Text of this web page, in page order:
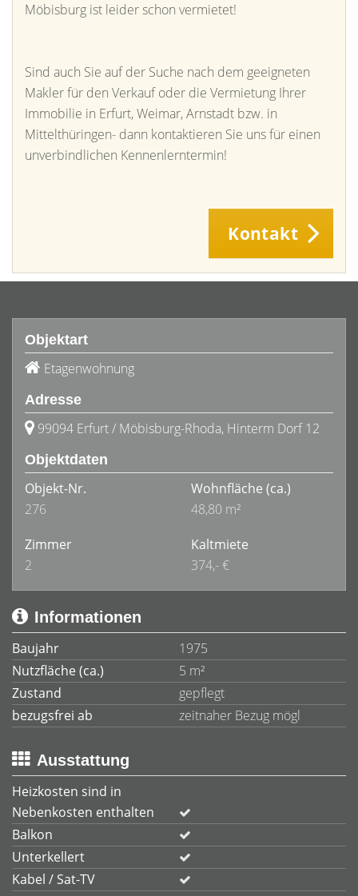
Möbisburg ist leider schon vermietet!
Sind auch Sie auf der Suche nach dem geeigneten
Makler für den Verkauf oder die Vermietung Ihrer
Immobilie in Erfurt, Weimar, Arnstadt bzw. in
Mittelthüringen- dann kontaktieren Sie uns für einen
unverbindlichen Kennenlerntermin!
Kontakt
Objektart
Etagenwohnung
Adresse
99094 Erfurt / Möbisburg-Rhoda, Hinterm Dorf 12
Objektdaten
Objekt-Nr.
276
Wohnfläche (ca.)
48,80 m²
Zimmer
2
Kaltmiete
374,- €
Informationen
Baujahr
1975
Nutzfläche (ca.)
5 m²
Zustand
gepflegt
bezugsfrei ab
zeitnaher Bezug mögl
Ausstattung
Heizkosten sind in
Nebenkosten enthalten
Balkon
Unterkellert
Kabel / Sat-TV